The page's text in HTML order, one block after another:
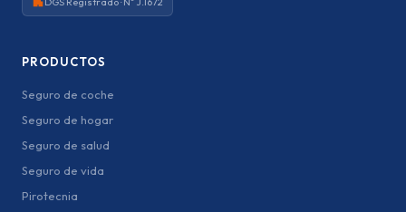
PRODUCTOS
Seguro de coche
Seguro de hogar
Seguro de salud
Seguro de vida
Pirotecnia